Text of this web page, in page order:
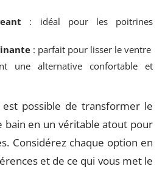
: idéal pour les poitrines
: parfait pour lisser le ventre
une alternative confortable et
est possible de transformer le
bain en un véritable atout pour
Considérez chaque option en
et de ce qui vous met le